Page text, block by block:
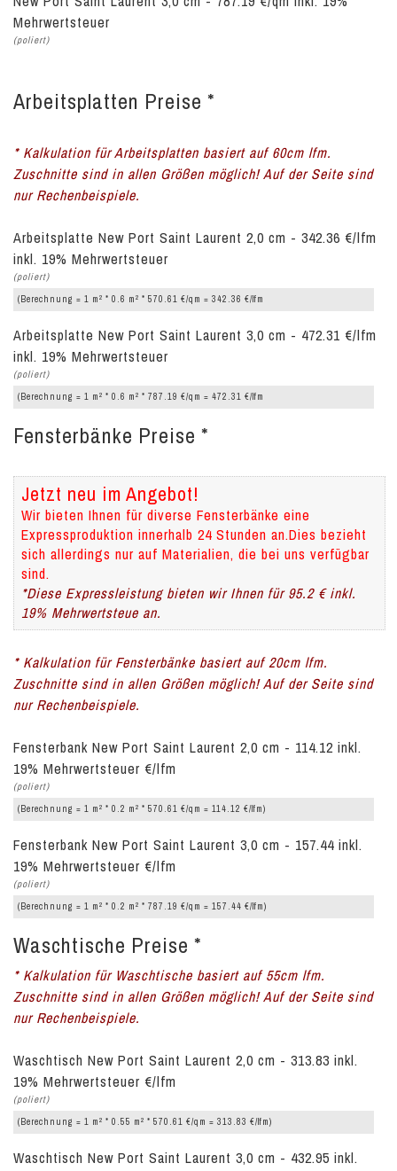
Mehrwertsteuer
(poliert)
Arbeitsplatten Preise *
* Kalkulation für Arbeitsplatten basiert auf 60cm lfm.
Zuschnitte sind in allen Größen möglich! Auf der Seite sind
nur Rechenbeispiele.
Arbeitsplatte New Port Saint Laurent 2,0 cm - 342.36 €/lfm
inkl. 19% Mehrwertsteuer
(poliert)
(Berechnung = 1 m 2 * 0.6 m 2 * 570.61 €/qm = 342.36 €/lfm
Arbeitsplatte New Port Saint Laurent 3,0 cm - 472.31 €/lfm
inkl. 19% Mehrwertsteuer
(poliert)
(Berechnung = 1 m 2 * 0.6 m 2 * 787.19 €/qm = 472.31 €/lfm
Fensterbänke Preise *
Jetzt neu im Angebot!
Wir bieten Ihnen für diverse Fensterbänke eine
Expressproduktion innerhalb 24 Stunden an.Dies bezieht
sich allerdings nur auf Materialien, die bei uns verfügbar
sind.
*Diese Expressleistung bieten wir Ihnen für 95.2 € inkl.
19% Mehrwertsteue an.
* Kalkulation für Fensterbänke basiert auf 20cm lfm.
Zuschnitte sind in allen Größen möglich! Auf der Seite sind
nur Rechenbeispiele.
Fensterbank New Port Saint Laurent 2,0 cm - 114.12 inkl.
19% Mehrwertsteuer €/lfm
(poliert)
(Berechnung = 1 m 2 * 0.2 m 2 * 570.61 €/qm = 114.12 €/lfm)
Fensterbank New Port Saint Laurent 3,0 cm - 157.44 inkl.
19% Mehrwertsteuer €/lfm
(poliert)
(Berechnung = 1 m 2 * 0.2 m 2 * 787.19 €/qm = 157.44 €/lfm)
Waschtische Preise *
* Kalkulation für Waschtische basiert auf 55cm lfm.
Zuschnitte sind in allen Größen möglich! Auf der Seite sind
nur Rechenbeispiele.
Waschtisch New Port Saint Laurent 2,0 cm - 313.83 inkl.
19% Mehrwertsteuer €/lfm
(poliert)
(Berechnung = 1 m 2 * 0.55 m 2 * 570.61 €/qm = 313.83 €/lfm)
Waschtisch New Port Saint Laurent 3,0 cm - 432.95 inkl.